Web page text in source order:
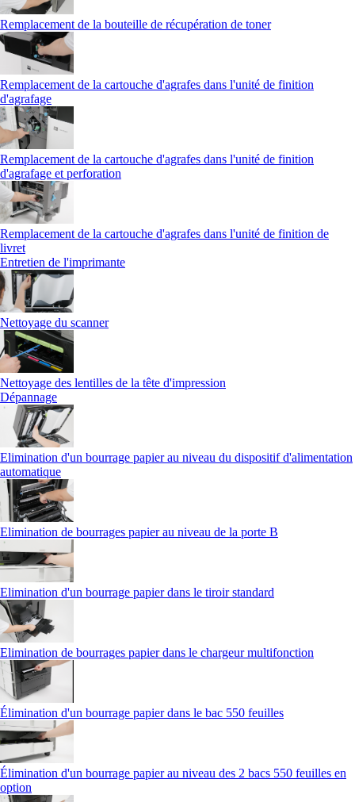
Remplacement de la bouteille de récupération de toner
Remplacement de la cartouche d'agrafes dans l'unité de finition
d'agrafage
Remplacement de la cartouche d'agrafes dans l'unité de finition
d'agrafage et perforation
Remplacement de la cartouche d'agrafes dans l'unité de finition de
livret
Entretien de l'imprimante
Nettoyage du scanner
Nettoyage des lentilles de la tête d'impression
Dépannage
Elimination d'un bourrage papier au niveau du dispositif d'alimentation
automatique
Elimination de bourrages papier au niveau de la porte B
Elimination d'un bourrage papier dans le tiroir standard
Elimination de bourrages papier dans le chargeur multifonction
Élimination d'un bourrage papier dans le bac 550 feuilles
Élimination d'un bourrage papier au niveau des 2 bacs 550 feuilles en
option